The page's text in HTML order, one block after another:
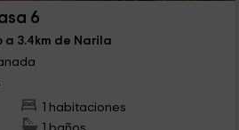
6
3.4km de Narila
1 habitaciones